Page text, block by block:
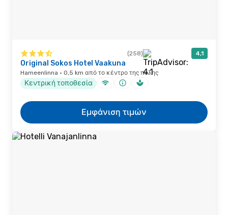
(258) 4,1
Original Sokos Hotel Vaakuna
Hameenlinna · 0,5 km από το κέντρο της πόλης
Κεντρική τοποθεσία
Εμφάνιση τιμών